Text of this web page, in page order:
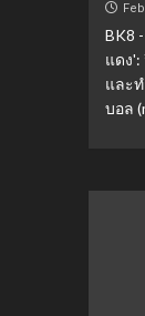
BK8
แดง':
และ
บอล